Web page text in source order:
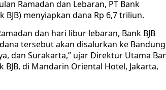
Ramadan dan Lebaran, PT Bank
BJB) menyiapkan dana Rp 6,7 triliun.
dan hari libur lebaran, Bank BJB
tersebut akan disalurkan ke
dan Surakarta,” ujar Direktur Utama
BJB, di Mandarin Oriental Hotel, Jakarta,